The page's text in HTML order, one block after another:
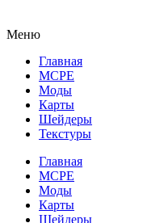
Меню
Главная
MCPE
Моды
Карты
Шейдеры
Текстуры
Главная
MCPE
Моды
Карты
Шейдеры